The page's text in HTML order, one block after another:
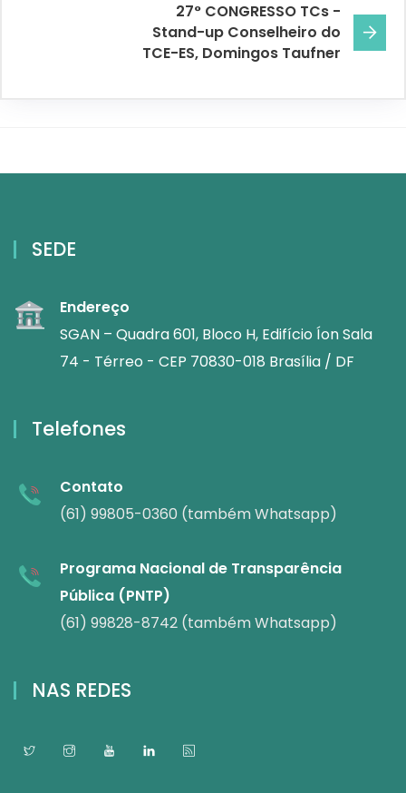
27° CONGRESSO TCs -
Stand-up Conselheiro do
TCE-ES, Domingos Taufner
SEDE
Endereço
SGAN – Quadra 601, Bloco H, Edifício Íon Sala
74 - Térreo - CEP 70830-018 Brasília / DF
Telefones
Contato
(61) 99805-0360 (também Whatsapp)
Programa Nacional de Transparência
Pública (PNTP)
(61) 99828-8742 (também Whatsapp)
NAS REDES